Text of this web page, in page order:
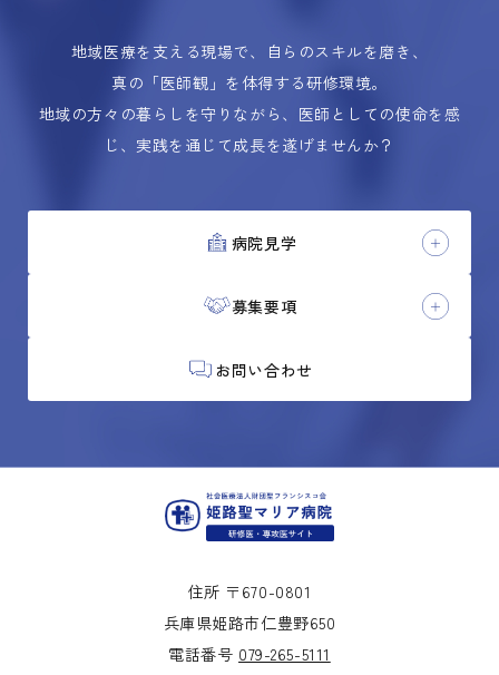
地域医療を支える現場で、自らのスキルを磨き、
真の「医師観」を体得する研修環境。
地域の方々の暮らしを守りながら、医師としての使命を感
じ、実践を通じて成長を遂げませんか？
病院見学
募集要項
お問い合わせ
住所 〒670-0801
兵庫県姫路市仁豊野650
電話番号 079-265-5111